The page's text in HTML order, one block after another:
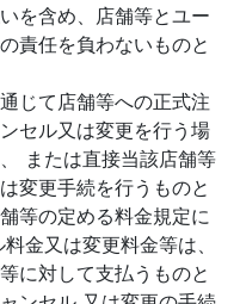
を含め、店舗等とユー
責任を負わないものと
じて店舗等への正式注
セル又は変更を行う場
または直接当該店舗等
変更手続を行うものと
等の定める料金規定に
金又は変更料金等は、
に対して支払うものと